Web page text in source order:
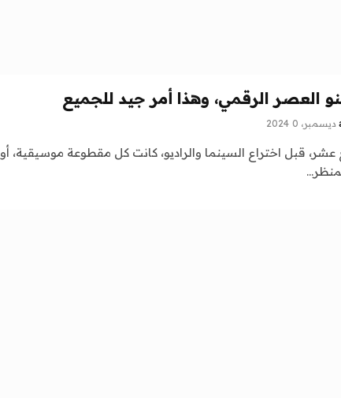
العصر الرقمي، وهذا أمر جيد للجميع
0
عشر، قبل اختراع السينما والراديو، كانت كل مقطوعة موسيقية، أو